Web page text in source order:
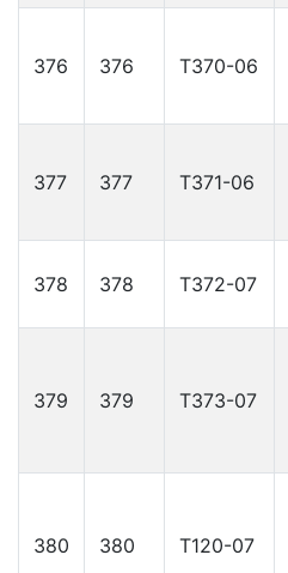
376 376 Т370-06
377 377 Т371-06
378 378 Т372-07
379 379 Т373-07
380 380 Т120-07